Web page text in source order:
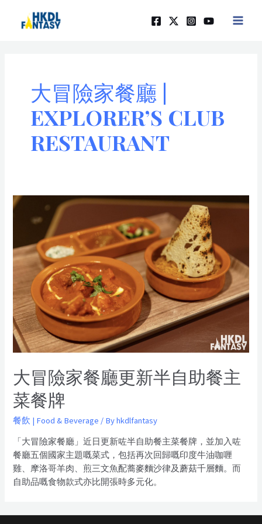
content
大冒險家餐廳 |
EXPLORER’S CLUB
RESTAURANT
大冒險家餐廳更新半自助餐主
菜餐牌
餐飲 | Food & Beverage / Byhkdlfantasy
「大冒險家餐廳」近日更新咗半自助餐主菜餐牌，並加入咗
餐廳五個國家主題嘅菜式，包括再次回歸嘅印度牛油咖喱
雞、摩洛哥羊肉、煎三文魚配蕎麥麵沙律及蘑菇千層麵。而
自助品嘅食物款式亦比開張時多元化。